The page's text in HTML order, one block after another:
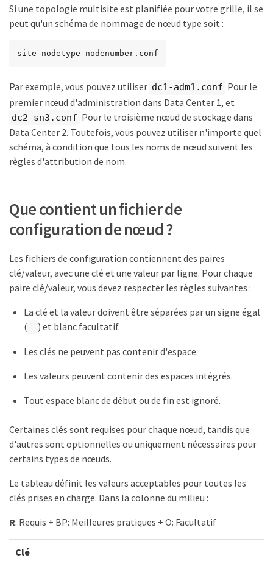
Si une topologie multisite est planifiée pour votre grille, il se
peut qu'un schéma de nommage de nœud type soit :
site-nodetype-nodenumber.conf
Par exemple, vous pouvez utiliser dc1-adm1.conf Pour le
premier nœud d'administration dans Data Center 1, et
dc2-sn3.conf Pour le troisième nœud de stockage dans
Data Center 2. Toutefois, vous pouvez utiliser n'importe quel
schéma, à condition que tous les noms de nœud suivent les
règles d'attribution de nom.
Que contient un fichier de
configuration de nœud ?
Les fichiers de configuration contiennent des paires
clé/valeur, avec une clé et une valeur par ligne. Pour chaque
paire clé/valeur, vous devez respecter les règles suivantes :
La clé et la valeur doivent être séparées par un signe égal
( = ) et blanc facultatif.
Les clés ne peuvent pas contenir d'espace.
Les valeurs peuvent contenir des espaces intégrés.
Tout espace blanc de début ou de fin est ignoré.
Certaines clés sont requises pour chaque nœud, tandis que
d'autres sont optionnelles ou uniquement nécessaires pour
certains types de nœuds.
Le tableau définit les valeurs acceptables pour toutes les
clés prises en charge. Dans la colonne du milieu :
R: Requis + BP: Meilleures pratiques + O: Facultatif
Clé